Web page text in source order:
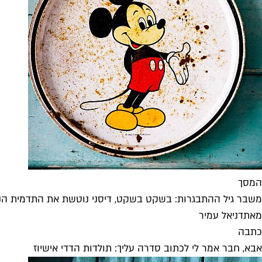
המסך
משבר גיל ההתבגרות: בשקט בשקט, דיסני נוטשת את התדמית
מאתדניאל עמיר
כתבה
אבא, חבר אמר לי לכתוב סדרה עליך: תולדות הדדי אישיוז